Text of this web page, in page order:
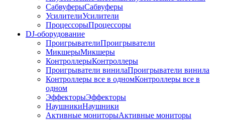
СабвуферыСабвуферы
УсилителиУсилители
ПроцессорыПроцессоры
DJ-оборудование
ПроигрывателиПроигрыватели
МикшерыМикшеры
КонтроллерыКонтроллеры
Проигрыватели винилаПроигрыватели винила
Контроллеры все в одномКонтроллеры все в
одном
ЭффекторыЭффекторы
НаушникиНаушники
Активные мониторыАктивные мониторы